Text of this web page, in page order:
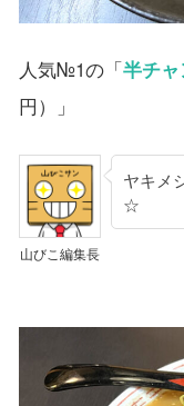
人気№1の「半チ
円）」
山びこ編集長
ヤキメ
☆